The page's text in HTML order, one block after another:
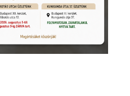
Cersanit Tizura Beige
29,7X59,8 cm Padlólap
(W450-002-1)